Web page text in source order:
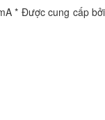
* Được cung cấp bởi